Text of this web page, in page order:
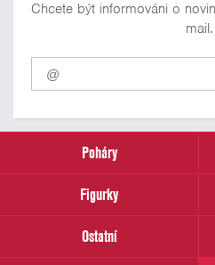
Chcete být informováni o
mail.
Pro
odběr
našich
email
Poháry
Figurky
Ostatní